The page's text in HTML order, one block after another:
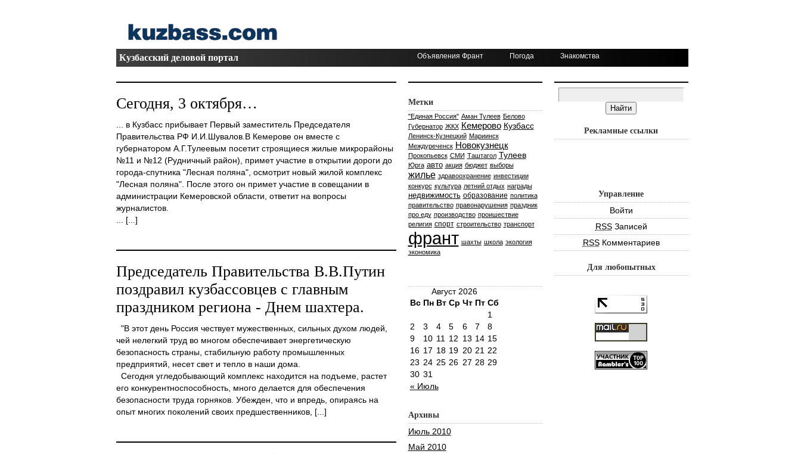
Кузбасский деловой портал Объявления Франт Погода Знакомства
Сегодня, 3 октября…
... в Кузбасс прибывает Первый заместитель Председателя
Правительства РФ И.И.Шувалов.В Кемерове он вместе с
губернатором А.Г.Тулеевым посетит строящиеся жилые микрорайоны
№11 и №12 (Рудничный район), примет участие в открытии дороги до
города-спутника "Лесная поляна", осмотрит новый жилой комплекс
"Лесная поляна". После этого он примет участие в совещании в
администрации Кемеровской области, ответит на вопросы
журналистов.
... [...]
Председатель Правительства В.В.Путин
поздравил кузбассовцев с главным
праздником региона - Днем шахтера.
"В этот день Россия чествует мужественных, сильных духом людей,
чей нелегкий труд во многом обеспечивает энергетическую
безопасность страны, стабильную работу промышленных
предприятий, несет свет и тепло в наши дома.
Сегодня угледобывающий комплекс находится на подъеме, растет
его конкурентноспособность, много делается для обеспечения
безопасности труда горняков. Убежден, что и впредь, опираясь на
опыт многих поколений своих предшественников, [...]
Метки
"Единая Россия" Аман Тулеев Белово
Губернатор ЖКХ Кемерово Кузбасс
Ленинск-Кузнецкий Мариинск
Междуреченск Новокузнецк
Прокопьевск СМИ Таштагол Тулеев
Юрга авто акция бюджет выборы
жилье здравоохранение инвестиции
конкурс культура летний отдых награды
недвижимость образование политика
правительство правонарушения праздник
про еду производство проишествие
религия спорт строительство транспорт
франт шахты школа экология
экономика
Август 2026
Вс Пн Вт Ср Чт Пт Сб
« Июль
1
2
3 4 5 6 7
8
9
10 11 12 13 14 15
16 17 18 19 20 21 22
23 24 25 26 27 28 29
30 31
Архивы
Июль 2010
Май 2010
Рекламные ссылки
Управление
Войти
RSSЗаписей
RSSКомментариев
Для любопытных